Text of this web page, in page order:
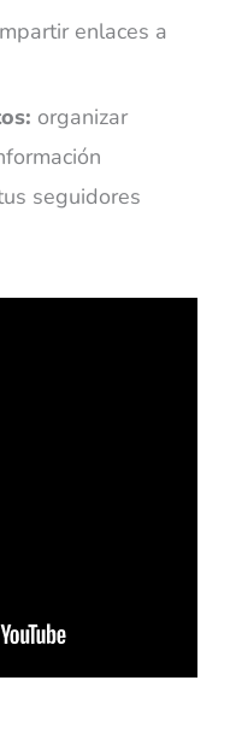
enlaces a
organizar
seguidores